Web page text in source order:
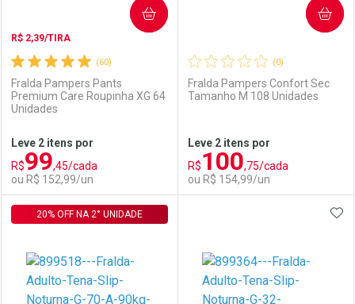
Comprar sem Desconto
Por R$ 64,99/cada
Comprar sem Desconto
Por R$ 64,99/cada
Comprar sem Desconto
Por R$ 64,90/cada
Comprar sem Desconto
Por R$ 64,90/cada
(60)
R$ 2,39/TIRA
Fralda Pampers Pants
Premium Care Roupinha XG 64
Unidades
Leve 2 itens por
R$99,45/cada
ou R$ 152,99/un
COMPRAR
Laboratório
Por Menos
(0)
Fralda Pampers Confort Sec
Tamanho M 108 Unidades
Leve 2 itens por
R$100,75/cada
ou R$ 154,99/un
COMPRAR
Laboratório
Por Menos
20% OFF NA 2° UNIDADE